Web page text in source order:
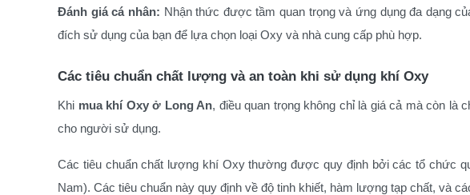
Đánh giá cá nhân: Nhận thức được tầm quan trọng và ứng dụng đa dạng
đích sử dụng của bạn để lựa chọn loại Oxy và nhà cung cấp phù hợp.
Các tiêu chuẩn chất lượng và an toàn khi sử dụng khí Oxy
Khi mua khí Oxy ở Long An, điều quan trọng không chỉ là giá cả mà còn là
cho người sử dụng.
Các tiêu chuẩn chất lượng khí Oxy thường được quy định bởi các tổ chức
Nam). Các tiêu chuẩn này quy định về độ tinh khiết, hàm lượng tạp chất, và